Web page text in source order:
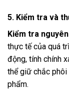
5. Kiểm tra và
Kiểm tra
thực tế của quá
động, tính chính
thể giữ chắc
phẩm.